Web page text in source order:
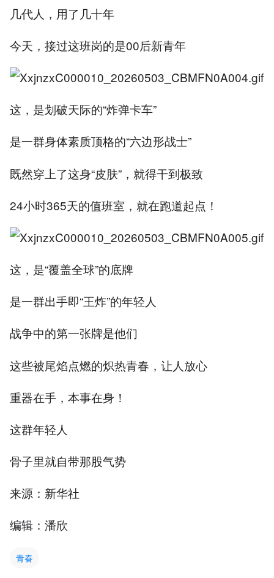
几代人，用了几十年
今天，接过这班岗的是00后新青年
这，是划破天际的“炸弹卡车”
是一群身体素质顶格的“六边形战士”
既然穿上了这身“皮肤”，就得干到极致
24小时365天的值班室，就在跑道起点！
这，是“覆盖全球”的底牌
是一群出手即“王炸”的年轻人
战争中的第一张牌是他们
这些被尾焰点燃的炽热青春，让人放心
重器在手，本事在身！
这群年轻人
骨子里就自带那股气势
来源：新华社
编辑：潘欣
青春